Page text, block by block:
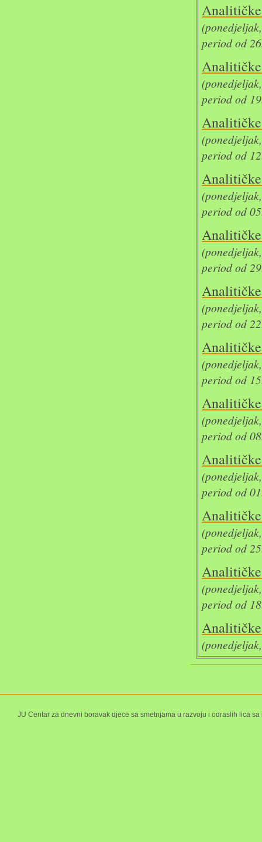
period od
period od
period od
period od
period od
period od
period od
period od
period od
period od
period od
JU Centar za dnevni boravak djece sa smetnjama u razvoju i odraslih lica